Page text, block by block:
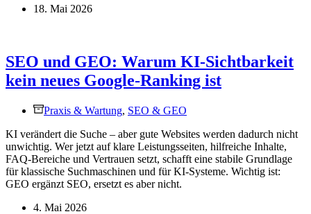
18. Mai 2026
SEO und GEO: Warum KI-Sichtbarkeit
kein neues Google-Ranking ist
Praxis & Wartung, SEO & GEO
KI verändert die Suche – aber gute Websites werden dadurch nicht
unwichtig. Wer jetzt auf klare Leistungsseiten, hilfreiche Inhalte,
FAQ-Bereiche und Vertrauen setzt, schafft eine stabile Grundlage
für klassische Suchmaschinen und für KI-Systeme. Wichtig ist:
GEO ergänzt SEO, ersetzt es aber nicht.
4. Mai 2026